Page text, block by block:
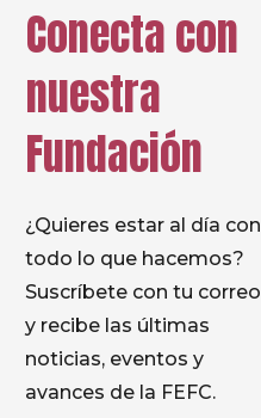
Conecta con
nuestra
Fundación
¿Quieres estar al día con
todo lo que hacemos?
Suscríbete con tu correo
y recibe las últimas
noticias, eventos y
avances de la FEFC.